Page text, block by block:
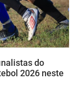
do
2026 neste